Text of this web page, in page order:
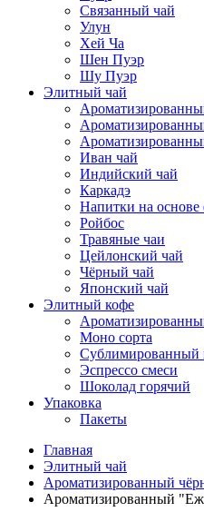
Связанный чай
Улун
Хей Ча
Шен Пуэр
Шу Пуэр
Элитный чай
Иван чай
Индийский чай
Каркадэ
Напитки на основе
Ройбос
Травяные чаи
Цейлонский чай
Чёрный чай
Японский чай
Элитный кофе
Моно сорта
Сублимированный
Эспрессо смеси
Шоколад горячий
Упаковка
Пакеты
Главная
Элитный чай
Ароматизированный
Ароматизированный